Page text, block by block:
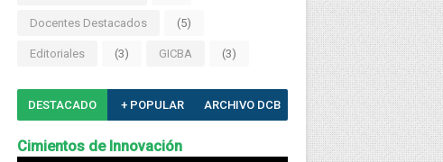
Docentes Destacados (5)
Editoriales (3) GICBA (3)
DESTACADO + POPULAR ARCHIVO DCB
Cimientos de Innovación